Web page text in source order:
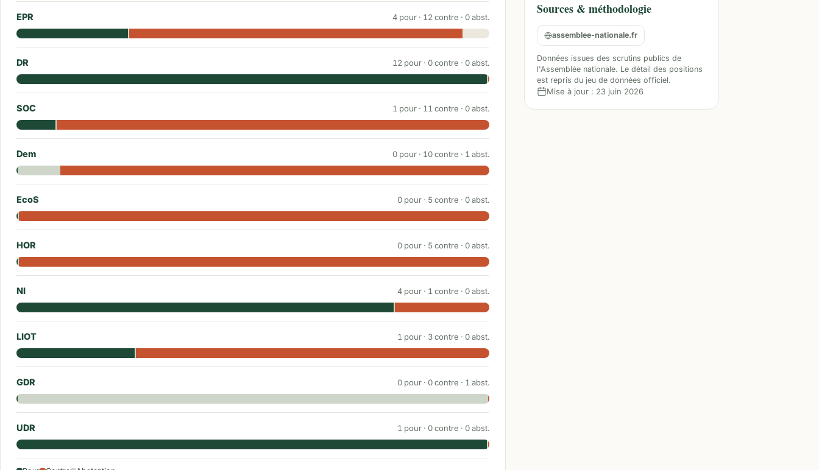
EPR 4 pour · 12 contre · 0abst.
DR 12 pour · 0contre · 0abst.
SOC 1 pour · 11 contre · 0abst.
Dem 0 pour · 10contre · 1 abst.
EcoS 0 pour · 5contre · 0abst.
HOR 0 pour · 5contre · 0abst.
NI 4 pour · 1 contre · 0abst.
LIOT 1 pour · 3contre · 0abst.
GDR 0 pour · 0contre · 1 abst.
UDR 1 pour · 0contre · 0abst.
Sources & méthodologie
assemblee-nationale.fr
Données issues des scrutins publics de
l'Assemblée nationale. Le détail des positions
est repris du jeu de données officiel.
Mise à jour : 23 juin 2026